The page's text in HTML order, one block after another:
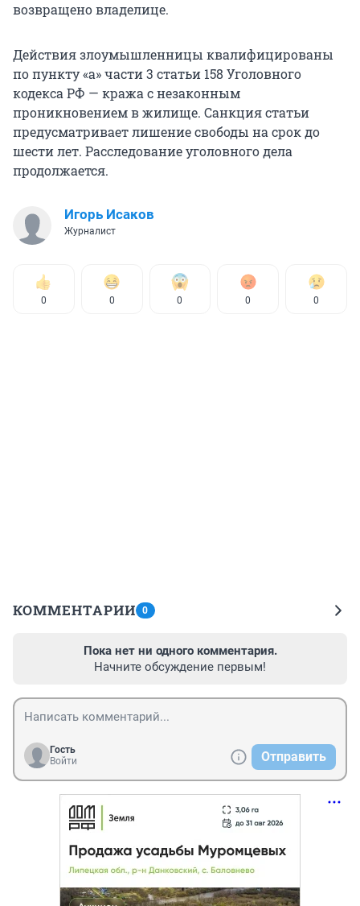
возвращено владелице.
Действия злоумышленницы квалифицированы
по пункту «а» части 3 статьи 158 Уголовного
кодекса РФ — кража с незаконным
проникновением в жилище. Санкция статьи
предусматривает лишение свободы на срок до
шести лет. Расследование уголовного дела
продолжается.
Игорь Исаков
Журналист
0 0 0 0 0
КОММЕНТАРИИ 0
Пока нет ни одного комментария.
Начните обсуждение первым!
Гость
Войти
Отправить